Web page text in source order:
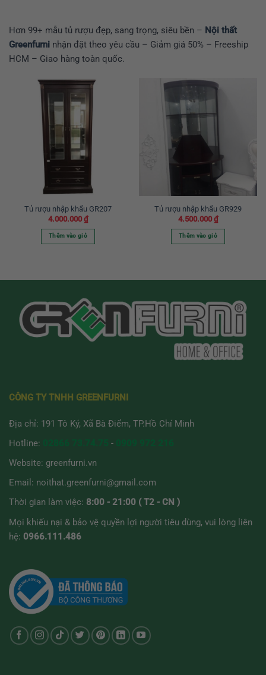
Hơn 99+ mẫu tủ rượu đẹp, sang trọng, siêu bền – Nội thất
Greenfurni nhận đặt theo yêu cầu – Giảm giá 50% – Freeship
HCM – Giao hàng toàn quốc.
Tủ rượu nhập khẩu GR207
4.000.000 ₫
Thêm vào giỏ
Tủ rượu nhập khẩu GR929
4.500.000 ₫
Thêm vào giỏ
CÔNG TY TNHH GREENFURNI
Địa chỉ: 191 Tô Ký, Xã Bà Điểm, TP.Hồ Chí Minh
Hotline:
-
Website: greenfurni.vn
Email: noithat.greenfurni@gmail.com
Thời gian làm việc: 8:00 - 21:00 ( T2 - CN )
Mọi khiếu nại & bảo vệ quyền lợi người tiêu dùng, vui lòng liên
hệ: 0966.111.486